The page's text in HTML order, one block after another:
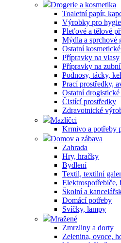
Drogerie a kosmetika
Toaletní papír,
Výrobky pro
Pleťové a tělové
Mýdla a sprchové
Ostatní
Přípravky na vlasy
Přípravky na
Podnosy, tácky,
Prací prostředky,
Ostatní
Čistící prostředky
Zdravotnické
Mazlíčci
Krmivo a potřeby
Domov a zábava
Zahrada
Hry, hračky
Bydlení
Textil, textilní
Elektrospotřebiče,
Školní a
Domácí potřeby
Svíčky, lampy
Mražené
Zmrzliny a dorty
Zelenina, ovoce,